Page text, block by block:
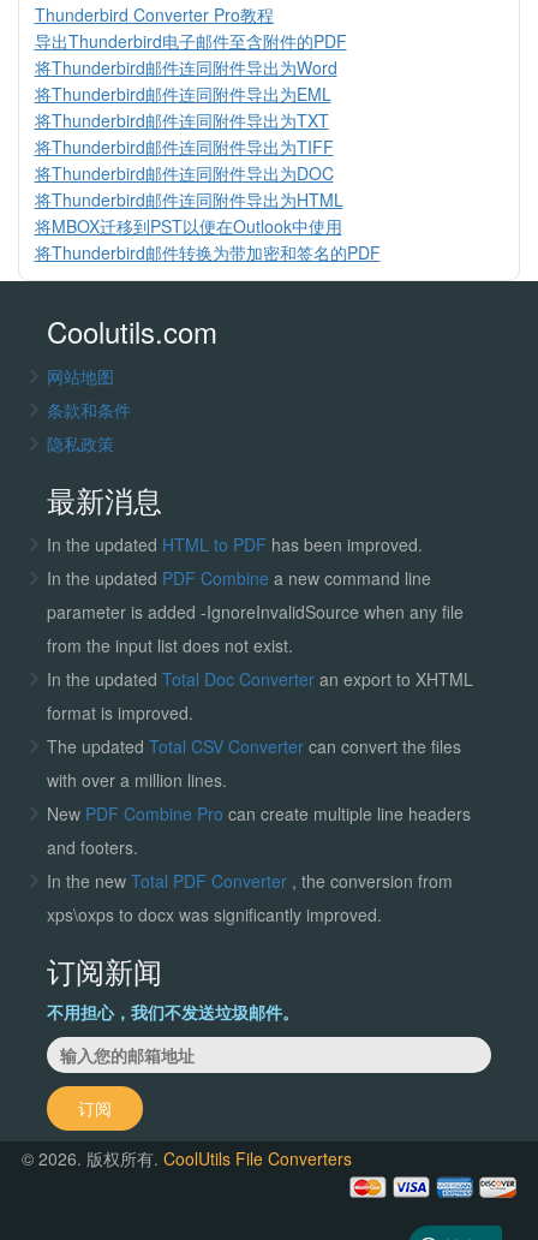
Thunderbird Converter Pro教程
导出Thunderbird电子邮件至含附件的PDF
将Thunderbird邮件连同附件导出为Word
将Thunderbird邮件连同附件导出为EML
将Thunderbird邮件连同附件导出为TXT
将Thunderbird邮件连同附件导出为TIFF
将Thunderbird邮件连同附件导出为DOC
将Thunderbird邮件连同附件导出为HTML
将MBOX迁移到PST以便在Outlook中使用
将Thunderbird邮件转换为带加密和签名的PDF
Coolutils.com
网站地图
条款和条件
隐私政策
最新消息
In the updated HTML to PDF has been improved.
In the updated PDF Combine a new command line
parameter is added -IgnoreInvalidSource when any file
from the input list does not exist.
In the updated Total Doc Converter an export to XHTML
format is improved.
The updated Total CSV Convertercan convert the files
with over a million lines.
New PDF Combine Pro can create multiple line headers
and footers.
In the new Total PDF Converter , the conversion from
xps\oxps to docx was significantly improved.
订阅新闻
不用担心，我们不发送垃圾邮件。
订阅
© 2026. 版权所有.CoolUtils File Converters